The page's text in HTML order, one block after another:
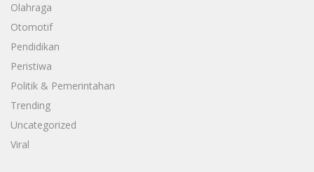
Olahraga
Otomotif
Pendidikan
Peristiwa
Politik & Pemerintahan
Trending
Uncategorized
Viral